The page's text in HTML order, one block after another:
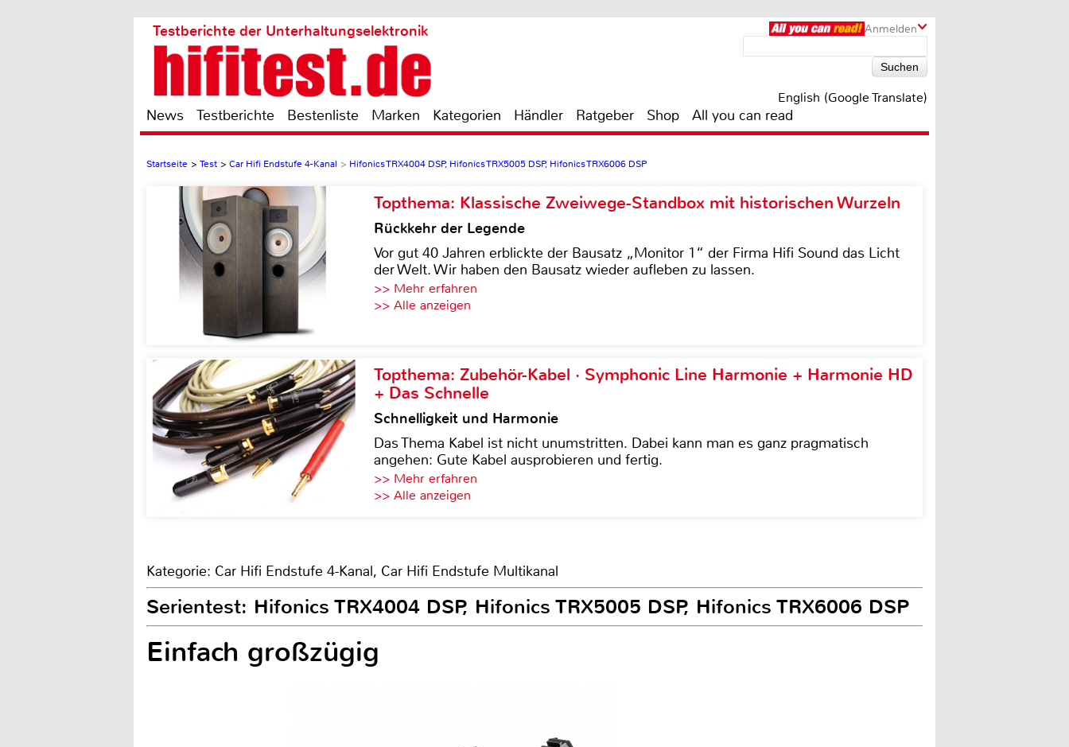
Anmelden
Testberichte der Unterhaltungselektronik
English (Google Translate)
News Testberichte Bestenliste Marken Kategorien Händler Ratgeber Shop All you can read
Startseite > Test > Car Hifi Endstufe 4-Kanal > Hifonics TRX4004 DSP, Hifonics TRX5005 DSP, Hifonics TRX6006 DSP
Topthema: Klassische Zweiwege-Standbox mit historischen Wurzeln
Rückkehr der Legende
Vor gut 40 Jahren erblickte der Bausatz „Monitor 1“ der Firma Hifi Sound das Licht
der Welt. Wir haben den Bausatz wieder aufleben zu lassen.
>> Mehr erfahren
>> Alle anzeigen
Topthema: Zubehör-Kabel · Symphonic Line Harmonie + Harmonie HD
+ Das Schnelle
Schnelligkeit und Harmonie
Das Thema Kabel ist nicht unumstritten. Dabei kann man es ganz pragmatisch
angehen: Gute Kabel ausprobieren und fertig.
>> Mehr erfahren
>> Alle anzeigen
Kategorie: Car Hifi Endstufe 4-Kanal, Car Hifi Endstufe Multikanal
Serientest: Hifonics TRX4004 DSP, Hifonics TRX5005 DSP, Hifonics TRX6006 DSP
Einfach großzügig